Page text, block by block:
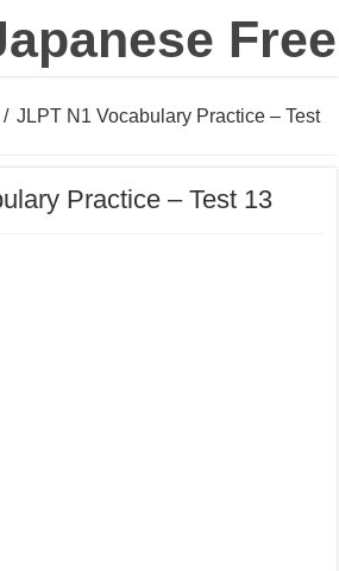
/ JLPT N1 Vocabulary Practice – Test
Practice – Test 13